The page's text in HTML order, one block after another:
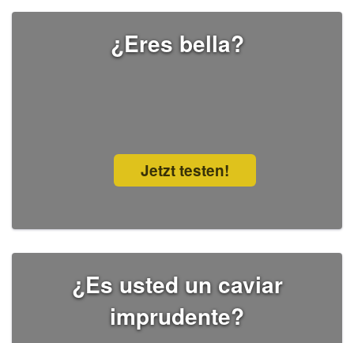
¿Eres bella?
Jetzt testen!
¿Es usted un caviar
imprudente?